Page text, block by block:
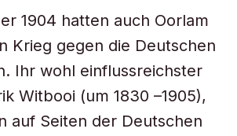
1904 hatten auch Oorlam
Krieg gegen die Deutschen
Ihr wohl einflussreichster
Witbooi (um 1830 –1905),
auf Seiten der Deutschen